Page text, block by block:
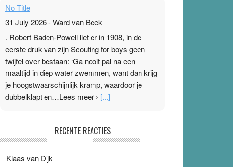
No Title
31 July 2026-Ward van Beek
. Robert Baden-Powell liet er in 1908, in de
eerste druk van zijn Scouting for boys geen
twijfel over bestaan: ‘Ga nooit pal na een
maaltijd in diep water zwemmen, want dan krijg
je hoogstwaarschijnlijk kramp, waardoor je
dubbelklapt en…Lees meer › [...]
Ward van Beek
topsporters. Ze hopen ermee hun hartslag te
RECENTE REACTIES
Klaas van Dijk